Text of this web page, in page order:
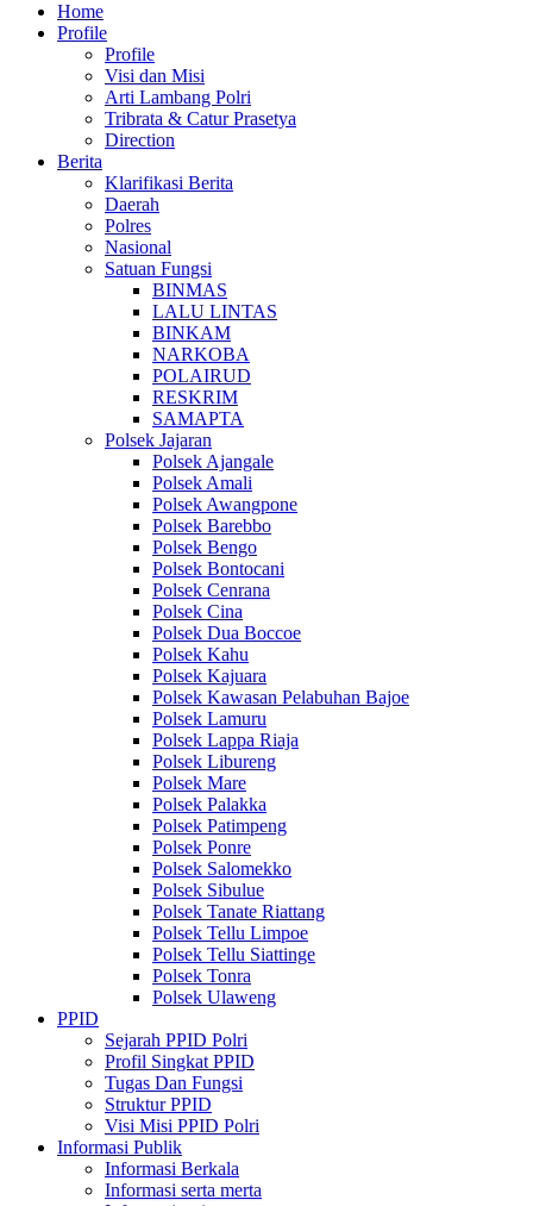
Home
Profile
Profile
Visi dan Misi
Arti Lambang Polri
Tribrata & Catur Prasetya
Direction
Berita
Klarifikasi Berita
Daerah
Polres
Nasional
Satuan Fungsi
BINMAS
LALU LINTAS
BINKAM
NARKOBA
POLAIRUD
RESKRIM
SAMAPTA
Polsek Jajaran
Polsek Ajangale
Polsek Amali
Polsek Awangpone
Polsek Barebbo
Polsek Bengo
Polsek Bontocani
Polsek Cenrana
Polsek Cina
Polsek Dua Boccoe
Polsek Kahu
Polsek Kajuara
Polsek Kawasan Pelabuhan Bajoe
Polsek Lamuru
Polsek Lappa Riaja
Polsek Libureng
Polsek Mare
Polsek Palakka
Polsek Patimpeng
Polsek Ponre
Polsek Salomekko
Polsek Sibulue
Polsek Tanate Riattang
Polsek Tellu Limpoe
Polsek Tellu Siattinge
Polsek Tonra
Polsek Ulaweng
PPID
Sejarah PPID Polri
Profil Singkat PPID
Tugas Dan Fungsi
Struktur PPID
Visi Misi PPID Polri
Informasi Publik
Informasi Berkala
Informasi serta merta